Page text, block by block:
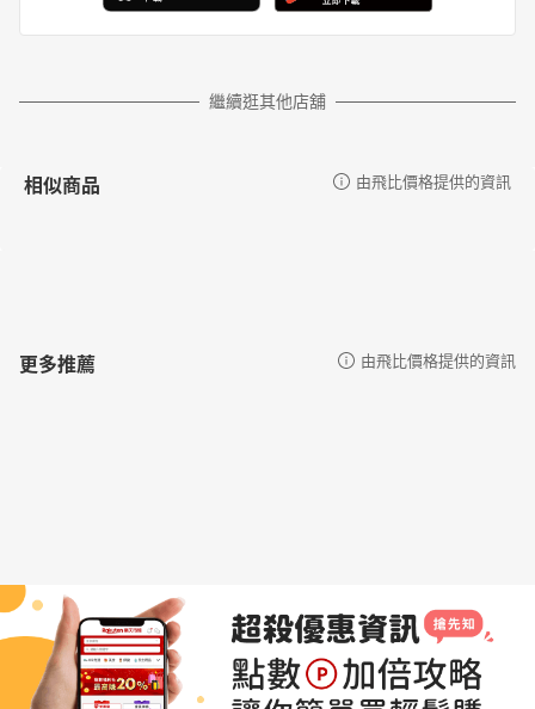
繼續逛其他店舖
相似商品 由飛比價格提供的資訊
更多推薦 由飛比價格提供的資訊